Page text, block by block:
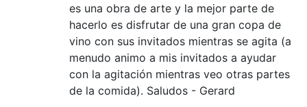
es una obra de arte y la mejor parte de
hacerlo es disfrutar de una gran copa de
vino con sus invitados mientras se agita (a
menudo animo a mis invitados a ayudar
con la agitación mientras veo otras partes
de la comida). Saludos - Gerard